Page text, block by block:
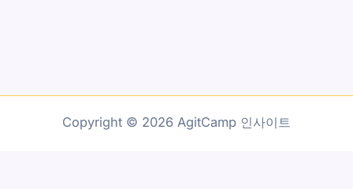
Copyright © 2026 AgitCamp 인사이트